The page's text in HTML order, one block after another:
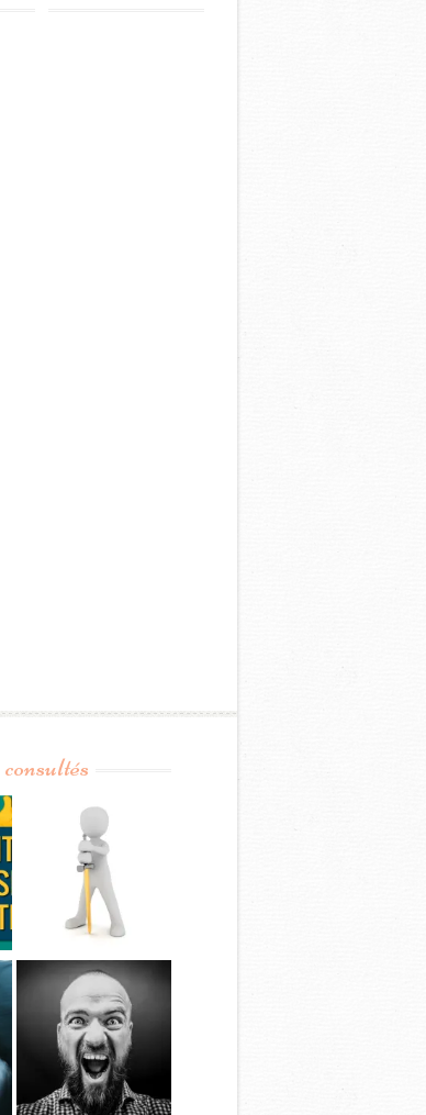
consultés